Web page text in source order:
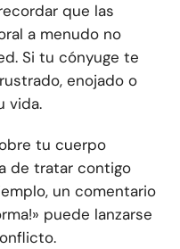
que las
a menudo no
Si tu cónyuge te
enojado o
vida.
tu cuerpo
de tratar contigo
un comentario
puede lanzarse